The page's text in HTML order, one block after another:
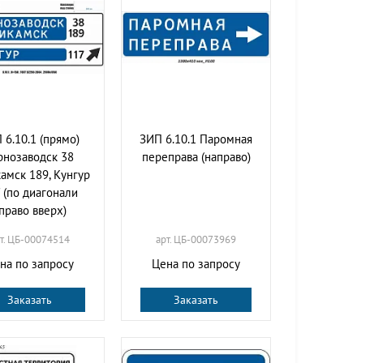
(прямо)
38
189, Кунгур
(по диагонали
вверх)
ЦБ-00074514
по запросу
Заказать
ЗИП 6.10.1 Паромная
переправа (направо)
арт. ЦБ-00073969
Цена по запросу
Заказать